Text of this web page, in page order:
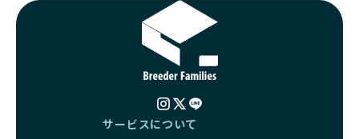
サービスについて